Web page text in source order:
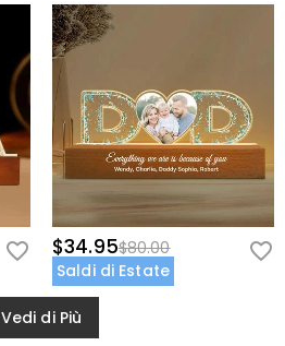
$34.95$80.00
Saldi di Estate
Vedi di Più